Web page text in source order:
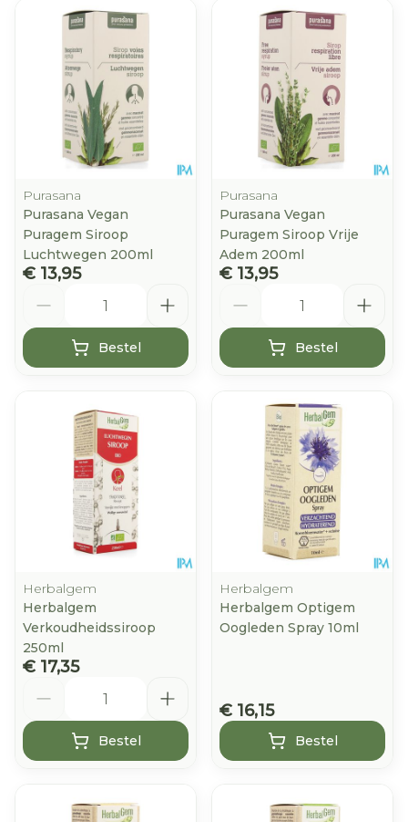
Purasana
Purasana Vegan
Puragem Siroop
Luchtwegen 200ml
€ 13,95
Bestel
Purasana
Purasana Vegan
Puragem Siroop Vrije
Adem 200ml
€ 13,95
Bestel
Herbalgem
Herbalgem
Verkoudheidssiroop
250ml
€ 17,35
Bestel
Herbalgem
Herbalgem Optigem
Oogleden Spray 10ml
€ 16,15
Bestel